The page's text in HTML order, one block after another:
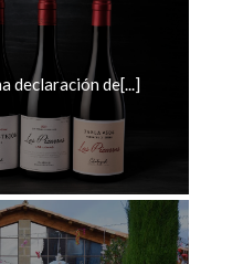
declaración de[...]